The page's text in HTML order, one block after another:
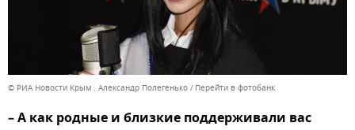
© РИА Новости Крым . Александр Полегенько Перейти в фотобанк
– А как родные и близкие поддерживали вас